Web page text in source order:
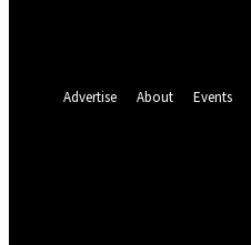
Advertise About Events